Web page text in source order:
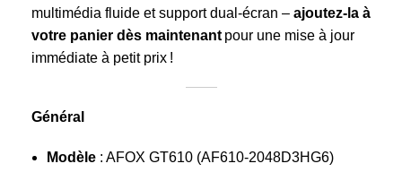
multimédia fluide et support dual‑écran – ajoutez-la à
votre panier dès maintenant pour une mise à jour
immédiate à petit prix !
Général
Modèle : AFOX GT610 (AF610‑2048D3HG6)